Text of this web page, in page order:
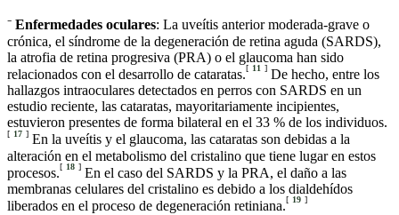
⁻ Enfermedades oculares: La uveítis anterior moderada-grave o
crónica, el síndrome de la degeneración de retina aguda (SARDS),
la atrofia de retina progresiva (PRA) o el glaucoma han sido
relacionados con el desarrollo de cataratas.[ 11 ] De hecho, entre los
hallazgos intraoculares detectados en perros con SARDS en un
estudio reciente, las cataratas, mayoritariamente incipientes,
estuvieron presentes de forma bilateral en el 33 % de los individuos.
[ 17 ] En la uveítis y el glaucoma, las cataratas son debidas a la
alteración en el metabolismo del cristalino que tiene lugar en estos
procesos.[ 18 ] En el caso del SARDS y la PRA, el daño a las
membranas celulares del cristalino es debido a los dialdehídos
liberados en el proceso de degeneración retiniana.[ 19 ]